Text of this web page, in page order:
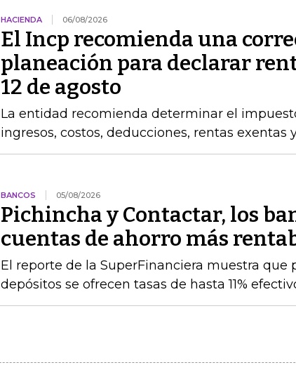
HACIENDA 06/08/2026
El Incp recomienda una
planeación para declarar
12 de agosto
La entidad recomienda determinar el
ingresos, costos, deducciones, rentas exentas
BANCOS 05/08/2026
Pichincha y Contactar, los
cuentas de ahorro más
El reporte de la SuperFinanciera muestra que
depósitos se ofrecen tasas de hasta 11%